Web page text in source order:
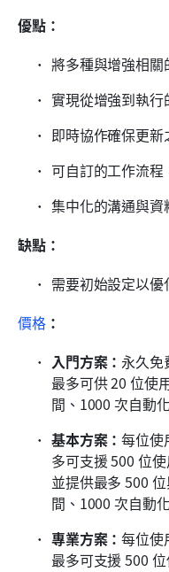
優點：
將多種與增強相關
實現從增強到執行
即時協作確保更新
可自訂的工作流程
集中化的溝通與資
缺點：
需要初始設定以優
價格：
入門方案： 永久免
最多可供 20 位使
間、1000 次自動
基本方案：每位使
多可支援 500 位
並提供最多 500
間、1000 次自動
專業方案：每位使
最多可支援 500